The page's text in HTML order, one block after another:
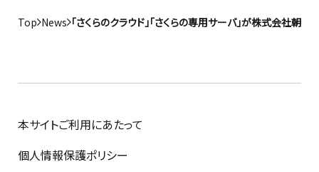
Top News 「さくらのクラウド」「さくらの専用サーバ」が株式会社朝
本サイトご利用にあたって
個人情報保護ポリシー